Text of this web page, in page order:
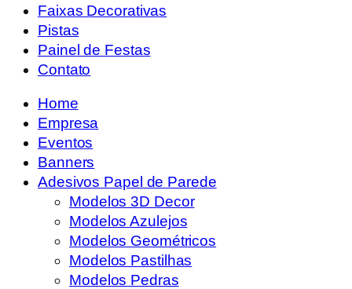
Faixas Decorativas
Pistas
Painel de Festas
Contato
Home
Empresa
Eventos
Banners
Adesivos Papel de Parede
Modelos 3D Decor
Modelos Azulejos
Modelos Geométricos
Modelos Pastilhas
Modelos Pedras